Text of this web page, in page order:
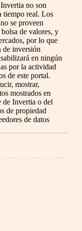
no son
tiempo real. Los
se proveen
de valores, y
por lo que
de inversión
en ningún
por la actividad
de este portal.
mostrar,
mostrados en
de Invertia o del
de propiedad
de datos